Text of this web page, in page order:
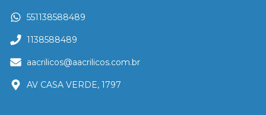
551138588489
1138588489
aacrilicos@aacrilicos.com.br
AV CASA VERDE, 1797